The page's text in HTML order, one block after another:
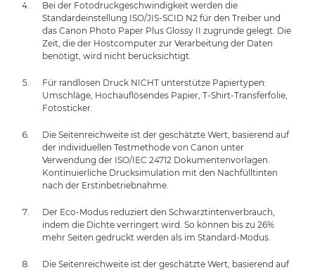
Bei der Fotodruckgeschwindigkeit werden die
Standardeinstellung ISO/JIS-SCID N2 für den Treiber und
das Canon Photo Paper Plus Glossy II zugrunde gelegt. Die
Zeit, die der Hostcomputer zur Verarbeitung der Daten
benötigt, wird nicht berücksichtigt.
Für randlosen Druck NICHT unterstütze Papiertypen:
Umschläge, Hochauflösendes Papier, T-Shirt-Transferfolie,
Fotosticker.
Die Seitenreichweite ist der geschätzte Wert, basierend auf
der individuellen Testmethode von Canon unter
Verwendung der ISO/IEC 24712 Dokumentenvorlagen.
Kontinuierliche Drucksimulation mit den Nachfülltinten
nach der Erstinbetriebnahme.
Der Eco-Modus reduziert den Schwarztintenverbrauch,
indem die Dichte verringert wird. So können bis zu 26%
mehr Seiten gedruckt werden als im Standard-Modus.
Die Seitenreichweite ist der geschätzte Wert, basierend auf